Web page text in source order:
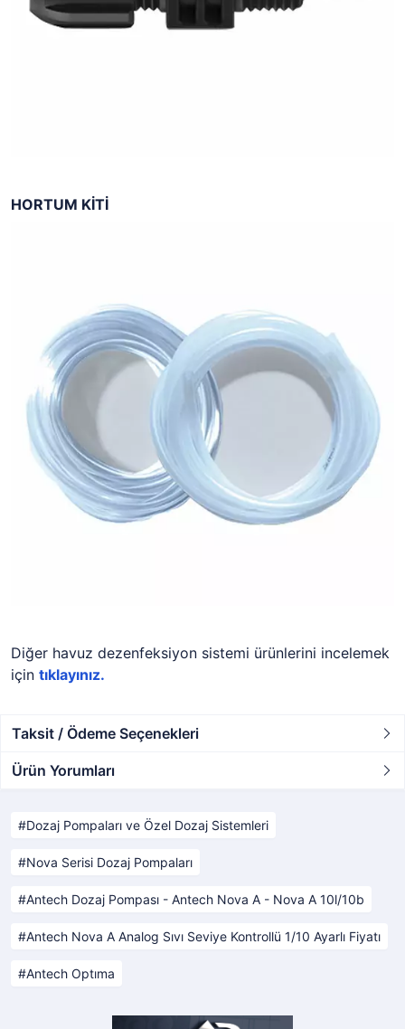
HORTUM KİTİ
Diğer havuz dezenfeksiyon sistemi ürünlerini incelemek
için tıklayınız.
Taksit / Ödeme Seçenekleri
Ürün Yorumları
Dozaj Pompaları ve Özel Dozaj Sistemleri
Nova Serisi Dozaj Pompaları
Antech Dozaj Pompası - Antech Nova A - Nova A 10l/10b
Antech Nova A Analog Sıvı Seviye Kontrollü 1/10 Ayarlı Fiyatı
Antech Optıma